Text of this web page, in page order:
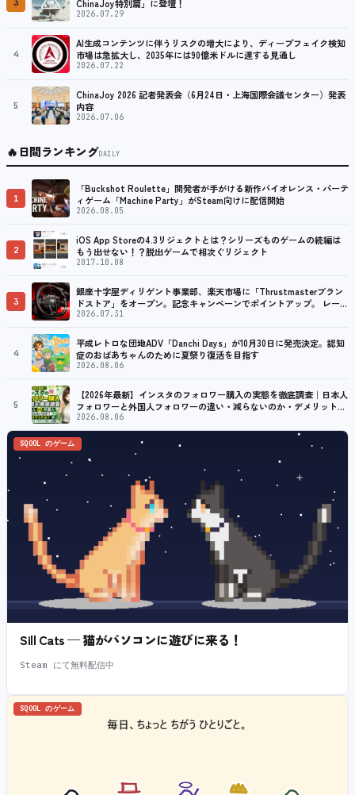
ChinaJoy特別篇」に登壇！
2026.07.29
4
AI生成コンテンツに伴うリスクの増大により、ディープフェイク検知
市場は急拡大し、2035年には90億米ドルに達する見通し
2026.07.22
5
ChinaJoy 2026 記者発表会（6月24日・上海国際会議センター）発表
内容
2026.07.06
🔥日間ランキングDAILY
1
「Buckshot Roulette」開発者が手がける新作バイオレンス・パーテ
ィゲーム「Machine Party」がSteam向けに配信開始
2026.08.05
2
iOS App Storeの4.3リジェクトとは？シリーズものゲームの続編は
もう出せない！？脱出ゲームで相次ぐリジェクト
2017.10.08
3
銀座十字屋ディリゲント事業部、楽天市場に「Thrustmasterブラン
ドストア」をオープン。記念キャンペーンでポイントアップ。 レーシ
ング／フライトシム向けコントローラーを中心に、幅広くラインナッ
2026.07.31
4
平成レトロな団地ADV「Danchi Days」が10月30日に発売決定。認知
症のおばあちゃんのために夏祭り復活を目指す
2026.08.06
5
【2026年最新】インスタのフォロワー購入の実態を徹底調査｜日本人
フォロワーと外国人フォロワーの違い・減らないのか・デメリット
は？「インスタ アカウント購入」という別の選択肢も調査
2026.08.06
SQOOL のゲーム
Sill Cats — 猫がパソコンに遊びに来る！
Steam にて無料配信中
SQOOL のゲーム